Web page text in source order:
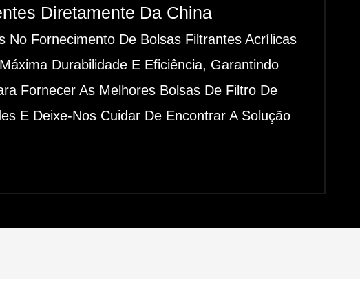
Diretamente Da China
No Fornecimento De Bolsas Filtrantes Acrílicas
Durabilidade E Eficiência, Garantindo
Fornecer As Melhores Bolsas De Filtro De
E Deixe-Nos Cuidar De Encontrar A Solução